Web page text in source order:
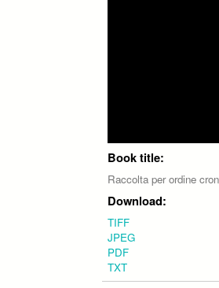
Book title:
Raccolta per ordine
Download:
TIFF
JPEG
PDF
TXT